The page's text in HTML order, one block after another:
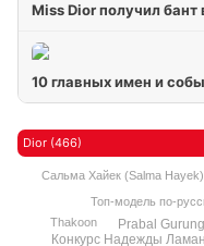
Miss Dior получил
10 главных имен и
Dior (466)
Конкурс Надежды
Prabal Gurung
Топ-модель по-
Thakoon
Сальма Хайек (Salma Hayek)